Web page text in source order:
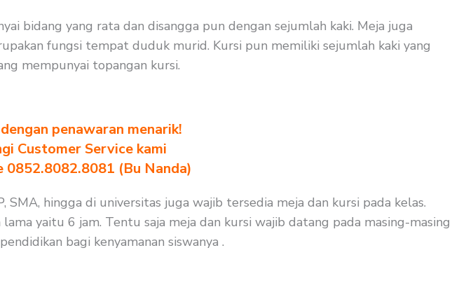
bidang yang rata dan disangga pun dengan sejumlah kaki. Meja juga
fungsi tempat duduk murid. Kursi pun memiliki sejumlah kaki yang
mempunyai topangan kursi.
penawaran menarik!
Customer Service kami
0852.8082.8081 (Bu Nanda)
hingga di universitas juga wajib tersedia meja dan kursi pada kelas.
yaitu 6 jam. Tentu saja meja dan kursi wajib datang pada masing-masing
bagi kenyamanan siswanya .